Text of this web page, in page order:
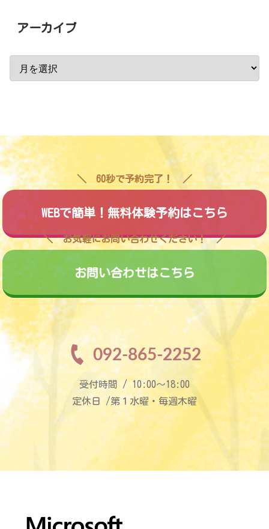
アーカイブ
60秒で予約完了！
WEBで簡単！無料体験予約はこちら
お気軽にお問い合わせください！
お問い合わせはこちら
092-865-2252
受付時間 / 10:00〜18:00
定休日 /第１水曜・毎週木曜